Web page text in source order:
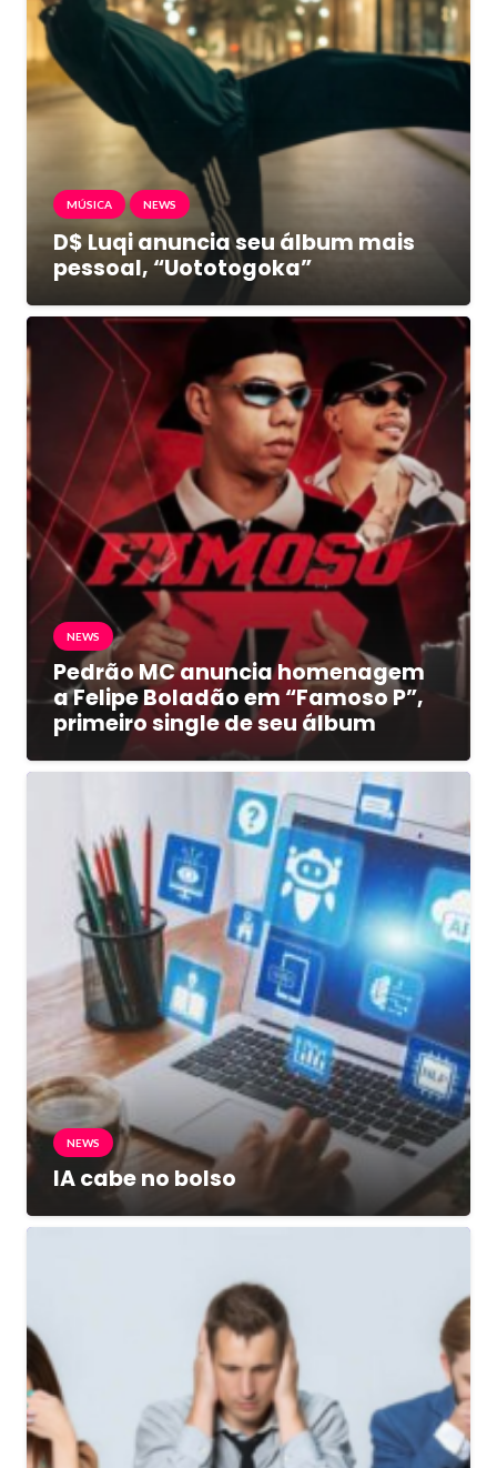
MÚSICA NEWS
D$ Luqi anuncia seu álbum mais
pessoal, “Uototogoka”
NEWS
Pedrão MC anuncia homenagem
a Felipe Boladão em “Famoso P”,
primeiro single de seu álbum
NEWS
IA cabe no bolso